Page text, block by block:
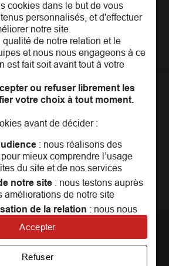
jeunes
(PER)
MAIF
aux sociétaires pouréchanger,
cookies dans le but de vous
personnalisés, et d'effectuer
notre site.
qualité de notre relation et le
et nous nous engageons à ce
est fait soit avant tout à votre
ou refuser librement les
votre choix à tout moment.
avant de décider :
: nous réalisons des
mieux comprendre l’usage
du site et de nos services
notre site: nous testons auprès
améliorations de notre site
de la relation : nous nous
nos offres
: nous utilisons avec nos
des cookies pour afficher des
Refuser
Accepter